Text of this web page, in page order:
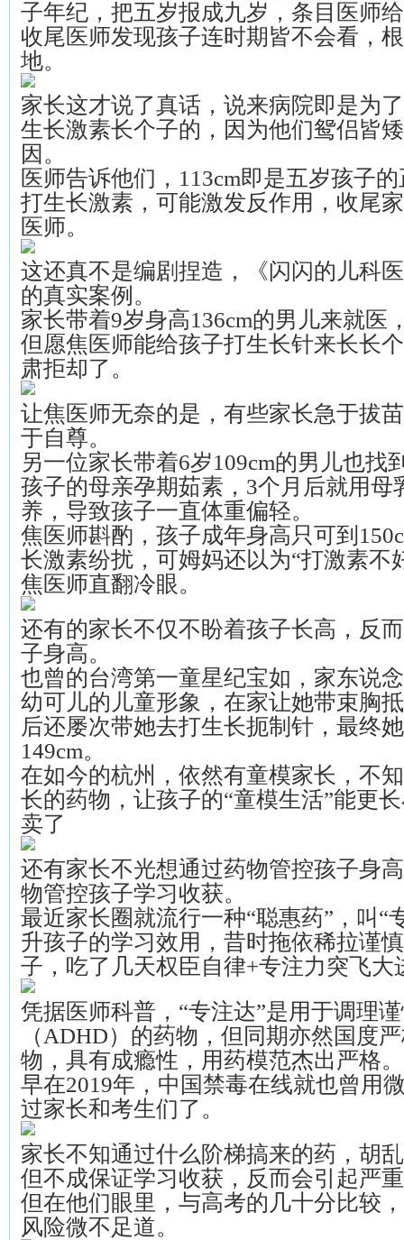
子年纪，把五岁报成九岁，条目医师
收尾医师发现孩子连时期皆不会看，
地。
家长这才说了真话，说来病院即是为
生长激素长个子的，因为他们鸳侣皆
因。
医师告诉他们，113cm即是五岁孩子
打生长激素，可能激发反作用，收尾
医师。
这还真不是编剧捏造，《闪闪的儿科
的真实案例。
家长带着9岁身高136cm的男儿来就医
但愿焦医师能给孩子打生长针来长长
肃拒却了。
让焦医师无奈的是，有些家长急于拔
于自尊。
另一位家长带着6岁109cm的男儿也找
孩子的母亲孕期茹素，3个月后就用母
养，导致孩子一直体重偏轻。
焦医师斟酌，孩子成年身高只可到
长激素纷扰，可姆妈还以为“打激素不
焦医师直翻冷眼。
还有的家长不仅不盼着孩子长高，反
子身高。
也曾的台湾第一童星纪宝如，家东说
幼可儿的儿童形象，在家让她带束胸
后还屡次带她去打生长扼制针，最终
149cm。
在如今的杭州，依然有童模家长，不
长的药物，让孩子的“童模生活”能更
卖了
还有家长不光想通过药物管控孩子身
物管控孩子学习收获。
最近家长圈就流行一种“聪惠药”，叫“
升孩子的学习效用，昔时拖依稀拉谨
子，吃了几天权臣自律+专注力突飞大
凭据医师科普，“专注达”是用于调理
（ADHD）的药物，但同期亦然国度
物，具有成瘾性，用药模范杰出严格。
早在2019年，中国禁毒在线就也曾用
过家长和考生们了。
家长不知通过什么阶梯搞来的药，胡
但不成保证学习收获，反而会引起严
但在他们眼里，与高考的几十分比较
风险微不足道。